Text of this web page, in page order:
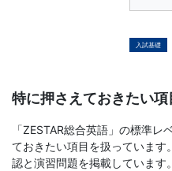
学
生
入試基礎
特に押さえておきたい
「ZESTAR総合英語」の標準
ておきたい項目を扱っていま
認と演習問題を掲載しています。